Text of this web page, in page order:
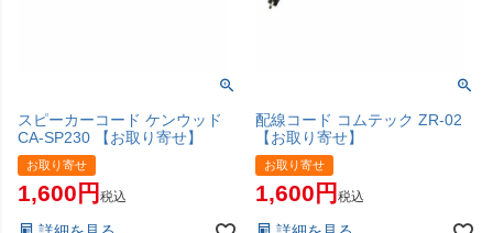
スピーカーコード ケンウッド
CA-SP230 【お取り寄せ】
お取り寄せ
1,600 税込
配線コード コムテック ZR-02
【お取り寄せ】
お取り寄せ
1,600 税込